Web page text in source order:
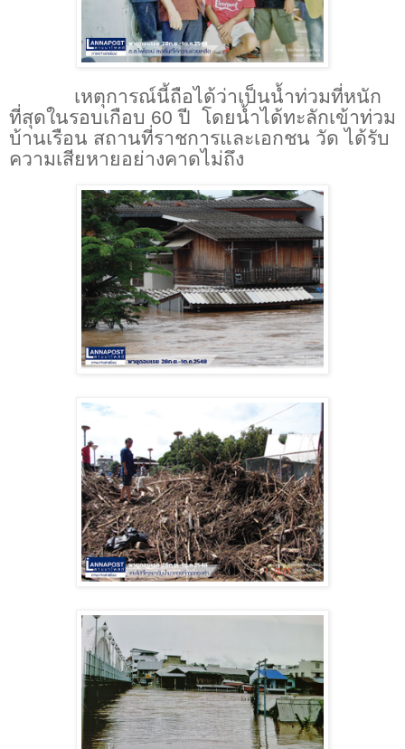
เหตุการณ์นี้ถือได้ว่าเป็นน้ำท่วมที่หนัก
ที่สุดในรอบเกือบ 60ปี โดยน้ำได้ทะลักเข้าท่วม
บ้านเรือน สถานที่ราชการและเอกชน วัด ได้รับ
ความเสียหายอย่างคาดไม่ถึง